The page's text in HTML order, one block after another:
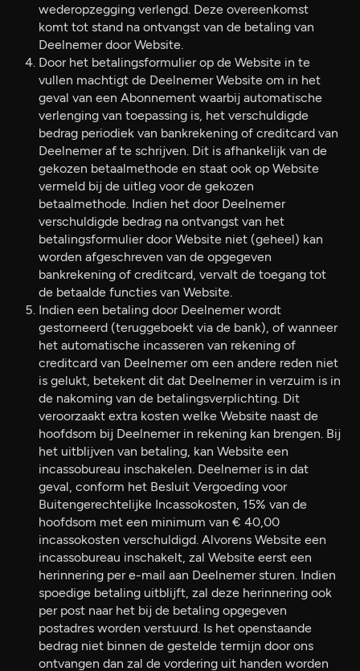
wederopzegging verlengd. Deze overeenkomst
komt tot stand na ontvangst van de betaling van
Deelnemer door Website.
Door het betalingsformulier op de Website in te
vullen machtigt de Deelnemer Website om in het
geval van een Abonnement waarbij automatische
verlenging van toepassing is, het verschuldigde
bedrag periodiek van bankrekening of creditcard van
Deelnemer af te schrijven. Dit is afhankelijk van de
gekozen betaalmethode en staat ook op Website
vermeld bij de uitleg voor de gekozen
betaalmethode. Indien het door Deelnemer
verschuldigde bedrag na ontvangst van het
betalingsformulier door Website niet (geheel) kan
worden afgeschreven van de opgegeven
bankrekening of creditcard, vervalt de toegang tot
de betaalde functies van Website.
Indien een betaling door Deelnemer wordt
gestorneerd (teruggeboekt via de bank), of wanneer
het automatische incasseren van rekening of
creditcard van Deelnemer om een andere reden niet
is gelukt, betekent dit dat Deelnemer in verzuim is in
de nakoming van de betalingsverplichting. Dit
veroorzaakt extra kosten welke Website naast de
hoofdsom bij Deelnemer in rekening kan brengen. Bij
het uitblijven van betaling, kan Website een
incassobureau inschakelen. Deelnemer is in dat
geval, conform het Besluit Vergoeding voor
Buitengerechtelijke Incassokosten, 15% van de
hoofdsom met een minimum van € 40,00
incassokosten verschuldigd. Alvorens Website een
incassobureau inschakelt, zal Website eerst een
herinnering per e-mail aan Deelnemer sturen. Indien
spoedige betaling uitblijft, zal deze herinnering ook
per post naar het bij de betaling opgegeven
postadres worden verstuurd. Is het openstaande
bedrag niet binnen de gestelde termijn door ons
ontvangen dan zal de vordering uit handen worden